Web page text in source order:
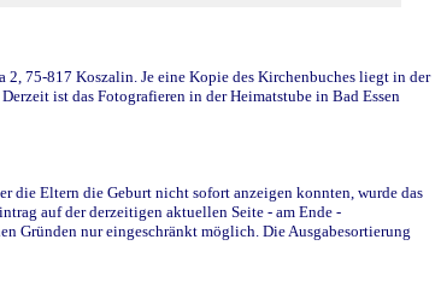
75-817 Koszalin. Je eine Kopie des Kirchenbuches liegt in der
ist das Fotografieren in der Heimatstube in Bad Essen
die Eltern die Geburt nicht sofort anzeigen konnten, wurde das
auf der derzeitigen aktuellen Seite - am Ende -
Gründen nur eingeschränkt möglich. Die Ausgabesortierung